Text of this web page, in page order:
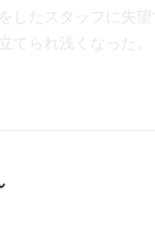
したスタッフに失望
てられ浅くなった。